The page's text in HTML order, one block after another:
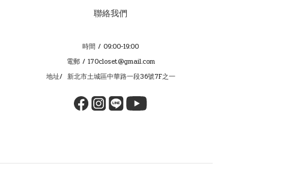
聯絡我們
時間 / 09:00-19:00
電郵 / 170closet@gmail.com
地址/ 新北市土城區中華路一段36號7F之一